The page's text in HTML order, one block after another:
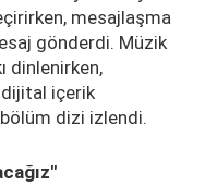
mesajlaşma
gönderdi. Müzik
dinlenirken,
dijital içerik
dizi izlendi.